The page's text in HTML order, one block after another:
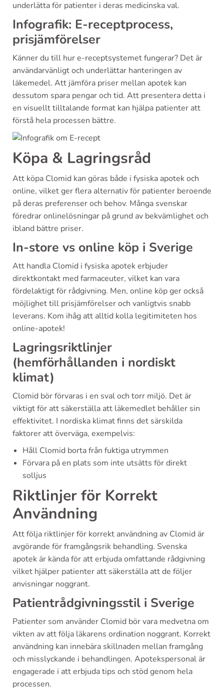
underlätta för patienter i deras medicinska val.
Infografik: E-receptprocess,
prisjämförelser
Känner du till hur e-receptsystemet fungerar? Det är
användarvänligt och underlättar hanteringen av
läkemedel. Att jämföra priser mellan apotek kan
dessutom spara pengar och tid. Att presentera detta i
en visuellt tilltalande format kan hjälpa patienter att
förstå hela processen bättre.
Köpa & Lagringsråd
Att köpa Clomid kan göras både i fysiska apotek och
online, vilket ger flera alternativ för patienter beroende
på deras preferenser och behov. Många svenskar
föredrar onlinelösningar på grund av bekvämlighet och
ibland bättre priser.
In-store vs online köp i Sverige
Att handla Clomid i fysiska apotek erbjuder
direktkontakt med farmaceuter, vilket kan vara
fördelaktigt för rådgivning. Men, online köp ger också
möjlighet till prisjämförelser och vanligtvis snabb
leverans. Kom ihåg att alltid kolla legitimiteten hos
online-apotek!
Lagringsriktlinjer
(hemförhållanden i nordiskt
klimat)
Clomid bör förvaras i en sval och torr miljö. Det är
viktigt för att säkerställa att läkemedlet behåller sin
effektivitet. I nordiska klimat finns det särskilda
faktorer att överväga, exempelvis:
Håll Clomid borta från fuktiga utrymmen
Förvara på en plats som inte utsätts för direkt
solljus
Riktlinjer för Korrekt
Användning
Att följa riktlinjer för korrekt användning av Clomid är
avgörande för framgångsrik behandling. Svenska
apotek är kända för att erbjuda omfattande rådgivning
vilket hjälper patienter att säkerställa att de följer
anvisningar noggrant.
Patientrådgivningsstil i Sverige
Patienter som använder Clomid bör vara medvetna om
vikten av att följa läkarens ordination noggrant. Korrekt
användning kan innebära skillnaden mellan framgång
och misslyckande i behandlingen. Apotekspersonal är
engagerade i att erbjuda tips och stöd genom hela
processen.